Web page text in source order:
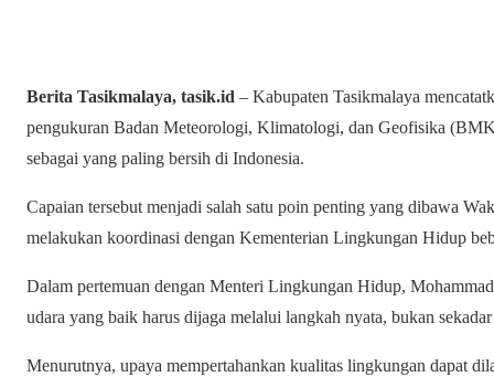
Berita Tasikmalaya, tasik.id – Kabupaten Tasikmalaya
pengukuran Badan Meteorologi, Klimatologi, dan Geofisika
sebagai yang paling bersih di Indonesia.
Capaian tersebut menjadi salah satu poin penting yang dibawa
melakukan koordinasi dengan Kementerian Lingkungan Hidup
Dalam pertemuan dengan Menteri Lingkungan Hidup,
udara yang baik harus dijaga melalui langkah nyata, bukan
Menurutnya, upaya mempertahankan kualitas lingkungan dapat